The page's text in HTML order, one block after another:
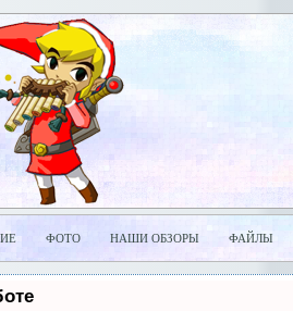
ФОТО НАШИ ОБЗОРЫ ФАЙЛЫ